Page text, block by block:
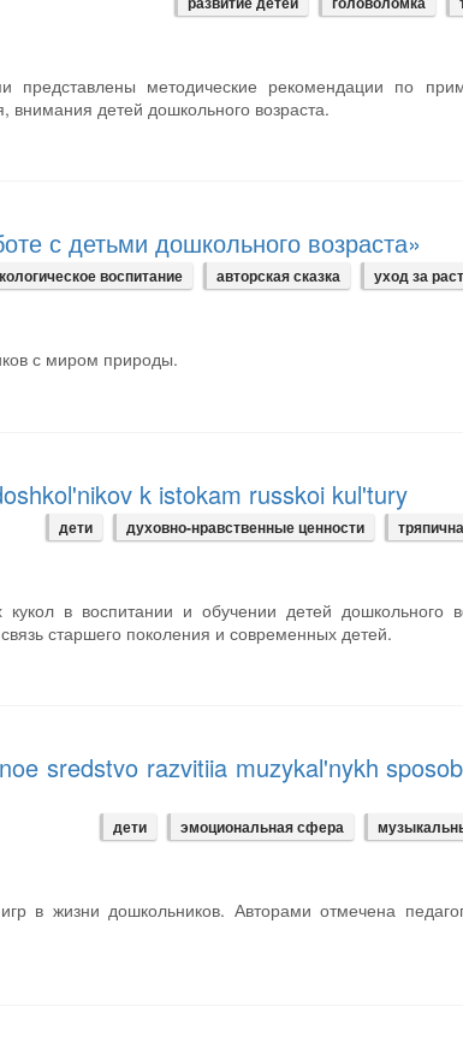
представлены методические рекомендации по
внимания детей дошкольного возраста.
с детьми дошкольного возраста»
воспитание авторская сказка уход за
с миром природы.
k istokam russkoi kul'tury
дети духовно-нравственные ценности
в воспитании и обучении детей дошкольного
старшего поколения и современных детей.
sredstvo razvitiia muzykal'nykh
дети эмоциональная сфера
в жизни дошкольников. Авторами отмечена